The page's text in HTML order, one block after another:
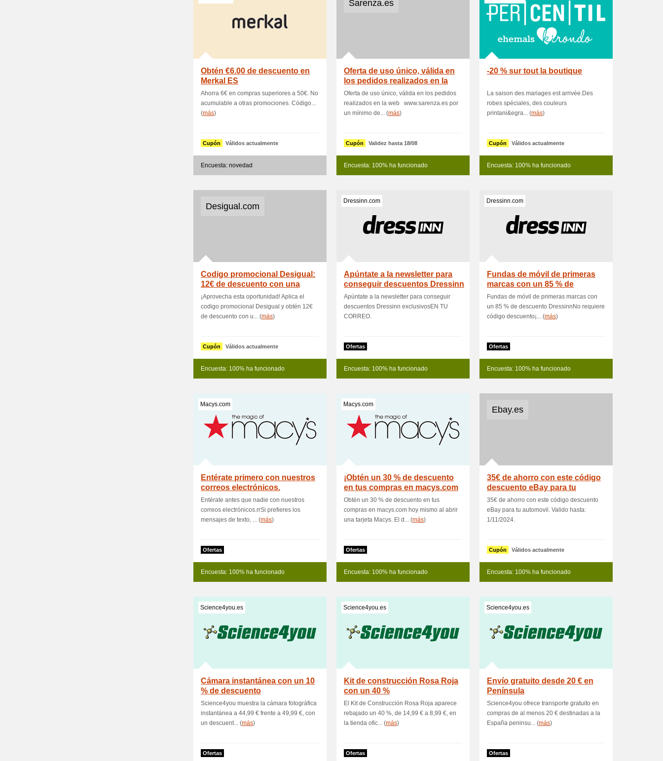
Obtén €6.00 de descuento en
Merkal ES
Ahorra 6€ en compras superiores a 50€. No
acumulable a otras promociones. Código...
(más)
Cupón Válidos actualmente
Encuesta: novedad
Sarenza.es
Oferta de uso único, válida en
los pedidos realizados en la
web w.
Oferta de uso único, válida en los pedidos
realizados en la web www.sarenza.es por
un mínimo de... (más)
Cupón Validez hasta 18/08
Encuesta: 100% ha funcionado
-20 % sur tout la boutique
La saison des mariages est arrivée.Des
robes spéciales, des couleurs
printani&egra... (más)
Cupón Válidos actualmente
Encuesta: 100% ha funcionado
Desigual.com
Codigo promocional Desigual:
12€ de descuento con una
compr
¡Aprovecha esta oportunidad! Aplica el
codigo promocional Desigual y obtén 12€
de descuento con u... (más)
Cupón Válidos actualmente
Encuesta: 100% ha funcionado
Dressinn.com
Apúntate a la newsletter para
conseguir descuentos Dressinn
Apúntate a la newsletter para conseguir
descuentos Dressinn exclusivosEN TU
CORREO.
Ofertas
Encuesta: 100% ha funcionado
Dressinn.com
Fundas de móvil de primeras
marcas con un 85 % de
descuento D
Fundas de móvil de primeras marcas con
un 85 % de descuento DressinnNo requiere
código descuento¡... (más)
Ofertas
Encuesta: 100% ha funcionado
Macys.com
Entérate primero con nuestros
correos electrónicos.
Entérate antes que nadie con nuestros
correos electrónicos.rrSi prefieres los
mensajes de texto, ... (más)
Ofertas
Encuesta: 100% ha funcionado
Macys.com
¡Obtén un 30 % de descuento
en tus compras en macys.com
hoy!
Obtén un 30 % de descuento en tus
compras en macys.com hoy mismo al abrir
una tarjeta Macys. El d... (más)
Ofertas
Encuesta: 100% ha funcionado
Ebay.es
35€ de ahorro con este código
descuento eBay para tu
automov
35€ de ahorro con este código descuento
eBay para tu automovil. Valido hasta:
1/11/2024.
Cupón Válidos actualmente
Encuesta: 100% ha funcionado
Science4you.es
Cámara instantánea con un 10
% de descuento
Science4you muestra la cámara fotográfica
instantánea a 44,99 € frente a 49,99 €, con
un descuent... (más)
Ofertas
Science4you.es
Kit de construcción Rosa Roja
con un 40 %
El Kit de Construcción Rosa Roja aparece
rebajado un 40 %, de 14,99 € a 8,99 €, en
la tienda ofic... (más)
Ofertas
Science4you.es
Envío gratuito desde 20 € en
Península
Science4you ofrece transporte gratuito en
compras de al menos 20 € destinadas a la
España peninsu... (más)
Ofertas